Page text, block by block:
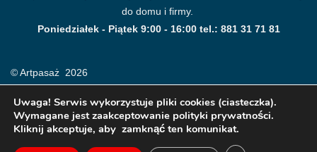
do domu i firmy.
Poniedziałek - Piątek 9:00 - 16:00 tel.: 881 31 71 81
© Artpasaż 2026
Uwaga! Serwis wykorzystuje pliki cookies (ciasteczka).
Wymagane jest zaakceptowanie polityki prywatności.
Kliknij akceptuje, aby zamknąć ten komunikat.